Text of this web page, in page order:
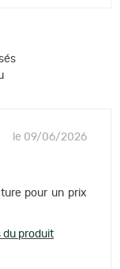
le 09/06/2026
pour un prix
produit